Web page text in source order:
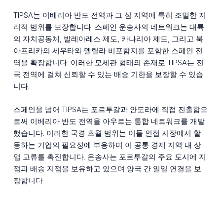
TIPSA는 이베리아 반도 전역과 그 섬 지역에 특히 조밀한 지
리적 범위를 보장합니다. 스페인 운송사의 네트워크는 대륙
의 자치공동체, 발레아레스 제도, 카나리아 제도, 그리고 북
아프리카의 세우타와 멜릴라 비포함지를 포함한 스페인 전
역을 확장합니다. 이러한 모세관 형태의 존재로 TIPSA는 전
국 전역에 걸쳐 신뢰할 수 있는 배송 기한을 보장할 수 있습
니다.
스페인을 넘어 TIPSA는 포르투갈과 안도라에 직접 진출함으
로써 이베리아 반도 전역을 아우르는 통합 네트워크를 개발
했습니다. 이러한 국경 초월 범위는 이들 인접 시장에서 활
동하는 기업의 필요성에 부응하며 이 공통 경제 지역 내 상
업 교류를 촉진합니다. 운송사는 포르투갈의 주요 도시에 지
점과 배송 지점을 보유하고 있으며 양국 간 일일 연결을 보
장합니다.